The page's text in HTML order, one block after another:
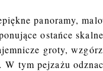
panoramy,
ostańce
groty,
tym pejzażu